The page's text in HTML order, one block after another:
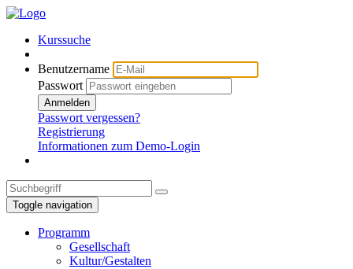
Kurssuche
Benutzername
Passwort
Anmelden
Passwort vergessen?
Registrierung
Informationen zum Demo-Login
Toggle navigation
Programm
Gesellschaft
Kultur/Gestalten